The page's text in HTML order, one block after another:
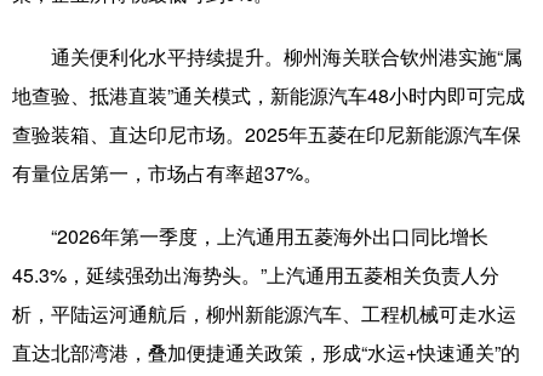
通关便利化水平持续提升。柳州海关联合钦州港实施“属
地查验、抵港直装”通关模式，新能源汽车48小时内即可完成
查验装箱、直达印尼市场。2025年五菱在印尼新能源汽车保
有量位居第一，市场占有率超37%。
“2026年第一季度，上汽通用五菱海外出口同比增长
45.3%，延续强劲出海势头。”上汽通用五菱相关负责人分
析，平陆运河通航后，柳州新能源汽车、工程机械可走水运
直达北部湾港，叠加便捷通关政策，形成“水运+快速通关”的